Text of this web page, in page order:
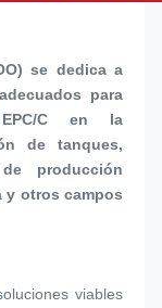
se dedica a
para
EPC/C en la
de tanques,
producción
y otros campos
viables